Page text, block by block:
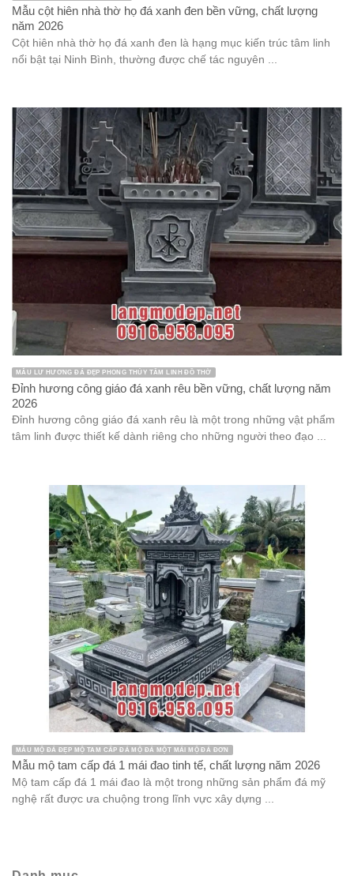
Mẫu cột hiên nhà thờ họ đá xanh đen bền vững, chất lượng
năm 2026
Cột hiên nhà thờ họ đá xanh đen là hạng mục kiến trúc tâm linh
nổi bật tại Ninh Bình, thường được chế tác nguyên ...
MẪU LƯ HƯƠNG ĐÁ ĐẸP PHONG THỦY TÂM LINH ĐỒ THỜ
Đỉnh hương công giáo đá xanh rêu bền vững, chất lượng năm
2026
Đỉnh hương công giáo đá xanh rêu là một trong những vật phẩm
tâm linh được thiết kế dành riêng cho những người theo đạo ...
MẪU MỘ ĐÁ ĐẸP MỘ TAM CẤP ĐÁ MỘ ĐÁ MỘT MÁI MỘ ĐÁ ĐƠN
Mẫu mộ tam cấp đá 1 mái đao tinh tế, chất lượng năm 2026
Mộ tam cấp đá 1 mái đao là một trong những sản phẩm đá mỹ
nghệ rất được ưa chuộng trong lĩnh vực xây dựng ...